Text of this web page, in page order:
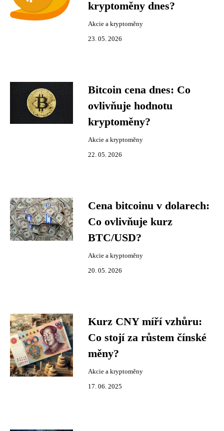
kryptoměny dnes?
Akcie a kryptoměny
23. 05. 2026
Bitcoin cena dnes: Co
ovlivňuje hodnotu
kryptoměny?
Akcie a kryptoměny
22. 05. 2026
Cena bitcoinu v dolarech:
Co ovlivňuje kurz
BTC/USD?
Akcie a kryptoměny
20. 05. 2026
Kurz CNY míří vzhůru:
Co stojí za růstem čínské
měny?
Akcie a kryptoměny
17. 06. 2025